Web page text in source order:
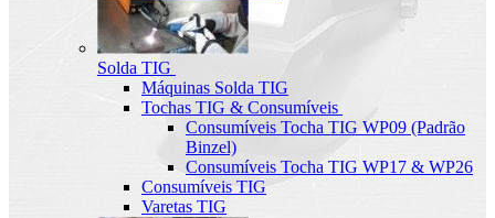
Solda TIG
Máquinas Solda TIG
Tochas TIG & Consumíveis
Consumíveis Tocha TIG WP09 (Padrão
Binzel)
Consumíveis Tocha TIG WP17 & WP26
Consumíveis TIG
Varetas TIG